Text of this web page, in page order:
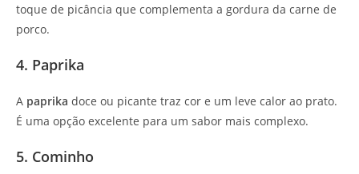
toque de picância que complementa a gordura da carne de
porco.
4. Paprika
A paprika doce ou picante traz cor e um leve calor ao prato.
É uma opção excelente para um sabor mais complexo.
5. Cominho